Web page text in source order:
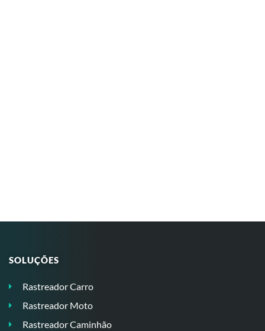
SOLUÇÕES
Rastreador Carro
Rastreador Moto
Rastreador Caminhão